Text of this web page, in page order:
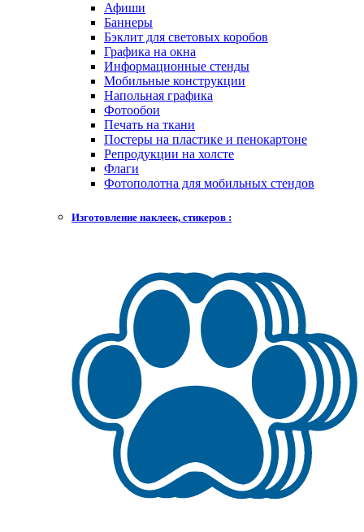
Афиши
Баннеры
Бэклит для световых коробов
Графика на окна
Информационные стенды
Мобильные конструкции
Напольная графика
Фотообои
Печать на ткани
Постеры на пластике и пенокартоне
Репродукции на холсте
Флаги
Фотополотна для мобильных стендов
Изготовление наклеек, стикеров :